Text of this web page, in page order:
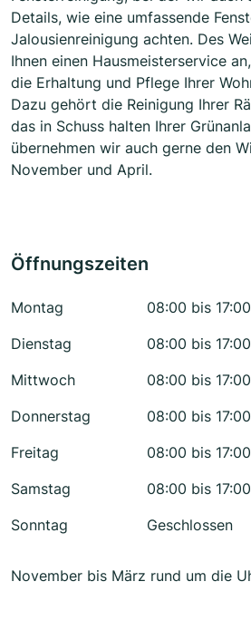
Details, wie eine umfassende
Jalousienreinigung achten. Des
Ihnen einen Hausmeisterservice
die Erhaltung und Pflege Ihrer
Dazu gehört die Reinigung Ihrer
das in Schuss halten Ihrer
übernehmen wir auch gerne den
November und April.
Öffnungszeiten
Montag
08:00 bis 17:00
Dienstag
08:00 bis 17:00
Mittwoch
08:00 bis 17:00
Donnerstag
08:00 bis 17:00
Freitag
08:00 bis 17:00
Samstag
08:00 bis 17:00
Sonntag
Geschlossen
November bis März rund um die